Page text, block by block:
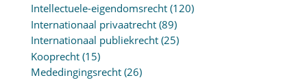
Intellectuele-eigendomsrecht(120)
Internationaal privaatrecht(89)
Internationaal publiekrecht(25)
Kooprecht(15)
Mededingingsrecht(26)